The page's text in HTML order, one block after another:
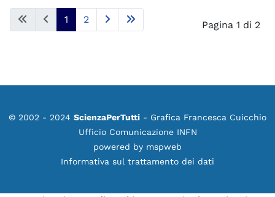
Pagina 1 di 2
1 2
© 2002 - 2024 ScienzaPerTutti - Grafica Francesca Cuicchio
Ufficio Comunicazione INFN
powered by mspweb
Informativa sul trattamento dei dati